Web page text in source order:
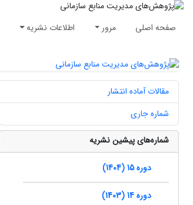
صفحه اصلی مرور اطلاعات نشریه
مقالات آماده انتشار
شماره جاری
شماره‌های پیشین نشریه
دوره 15 (1404)
دوره 14 (1403)